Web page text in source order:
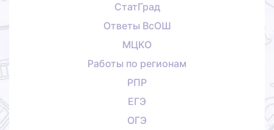
СтатГрад
Ответы ВсОШ
МЦКО
Работы по регионам
РПР
ЕГЭ
ОГЭ